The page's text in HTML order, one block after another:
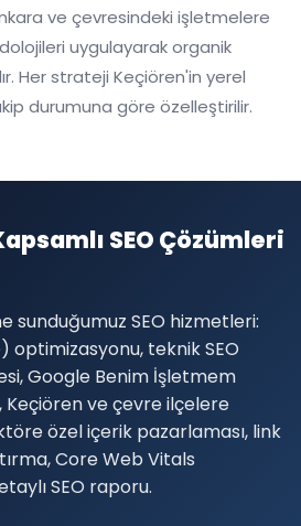
ve çevresindeki işletmelere
uygulayarak organik
Her strateji Keçiören'in yerel
durumuna göre özelleştirilir.
SEO Çözümleri
sunduğumuz SEO hizmetleri:
optimizasyonu, teknik SEO
Google Benim İşletmem
ve çevre ilçelere
özel içerik pazarlaması, link
Core Web Vitals
SEO raporu.